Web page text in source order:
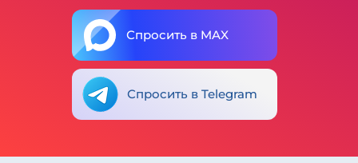
Спросить в MAX
Спросить в Telegram